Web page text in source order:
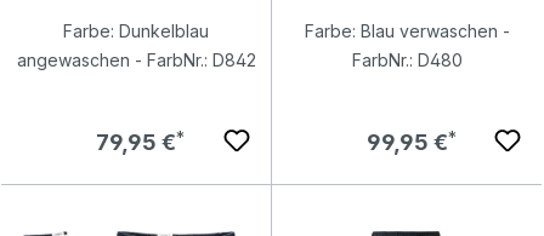
Farbe: Dunkelblau
angewaschen - FarbNr.: D842
Regulärer Preis:
79,95 €
Farbe: Blau verwaschen -
FarbNr.: D480
Regulärer Preis:
99,95 €